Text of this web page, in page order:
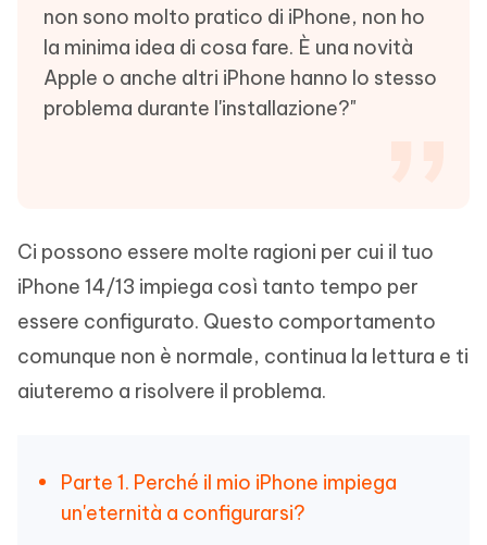
non sono molto pratico di iPhone, non ho
la minima idea di cosa fare. È una novità
Apple o anche altri iPhone hanno lo stesso
problema durante l'installazione?"
Ci possono essere molte ragioni per cui il tuo
iPhone 14/13 impiega così tanto tempo per
essere configurato. Questo comportamento
comunque non è normale, continua la lettura e ti
aiuteremo a risolvere il problema.
Parte 1. Perché il mio iPhone impiega
un'eternità a configurarsi?